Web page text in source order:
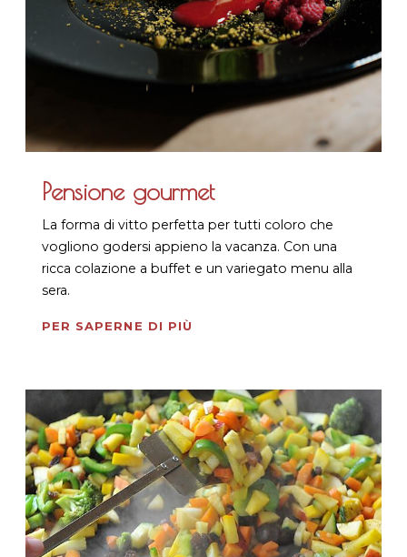
Pensione gourmet
La forma di vitto perfetta per tutti coloro che
vogliono godersi appieno la vacanza. Con una
ricca colazione a buffet e un variegato menu alla
sera.
PER SAPERNE DI PIÙ